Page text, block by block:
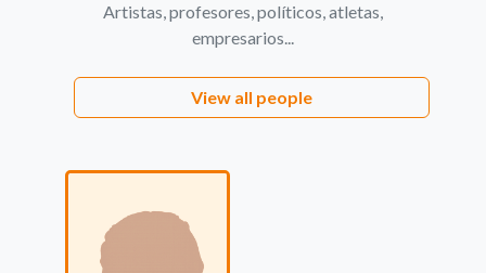
Artistas, profesores, políticos, atletas,
empresarios...
View all people